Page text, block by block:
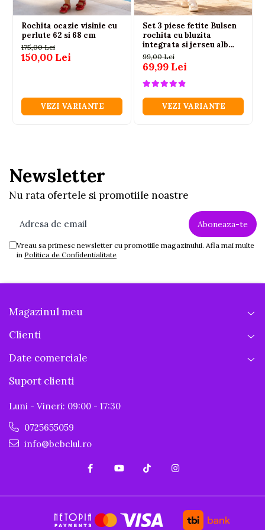
Rochita ocazie visinie cu
perlute 62 si 68 cm
175,00 Lei
150,00 Lei
VEZI VARIANTE
Set 3 piese fetite Bulsen
rochita cu bluzita
integrata si jerseu alb
100% bumbac
99,00 Lei
69,99 Lei
VEZI VARIANTE
Newsletter
Nu rata ofertele si promotiile noastre
Vreau sa primesc newsletter cu promotiile magazinului. Afla mai multe
in Politica de Confidentialitate
Magazinul meu
Clienti
Date comerciale
Suport clienti
Luni - Vineri: 09:00 - 17:30
0725655059
info@bebelul.ro